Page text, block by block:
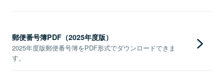
郵便番号簿PDF（2025年度版）
2025年度版郵便番号簿をPDF形式でダウンロードできま
す。